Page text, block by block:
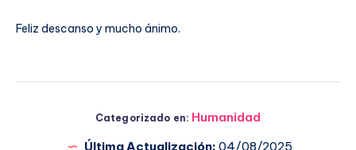
Feliz descanso y mucho ánimo.
Categorizado en: Humanidad
Última Actualización: 04/08/2025